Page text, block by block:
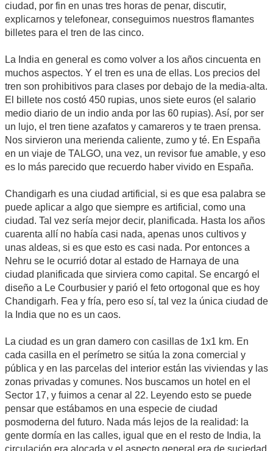
ciudad, por fin en unas tres horas de penar, discutir,
explicarnos y telefonear, conseguimos nuestros flamantes
billetes para el tren de las cinco.
La India en general es como volver a los años cincuenta en
muchos aspectos. Y el tren es una de ellas. Los precios del
tren son prohibitivos para clases por debajo de la media-alta.
El billete nos costó 450 rupias, unos siete euros (el salario
medio diario de un indio anda por las 60 rupias). Así, por ser
un lujo, el tren tiene azafatos y camareros y te traen prensa.
Nos sirvieron una merienda caliente, zumo y té. En España
en un viaje de TALGO, una vez, un revisor fue amable, y eso
es lo más parecido que recuerdo haber vivido en España.
Chandigarh es una ciudad artificial, si es que esa palabra se
puede aplicar a algo que siempre es artificial, como una
ciudad. Tal vez sería mejor decir, planificada. Hasta los años
cuarenta allí no había casi nada, apenas unos cultivos y
unas aldeas, si es que esto es casi nada. Por entonces a
Nehru se le ocurrió dotar al estado de Harnaya de una
ciudad planificada que sirviera como capital. Se encargó el
diseño a Le Courbusier y parió el feto ortogonal que es hoy
Chandigarh. Fea y fría, pero eso sí, tal vez la única ciudad de
la India que no es un caos.
La ciudad es un gran damero con casillas de 1x1 km. En
cada casilla en el perímetro se sitúa la zona comercial y
pública y en las parcelas del interior están las viviendas y las
zonas privadas y comunes. Nos buscamos un hotel en el
Sector 17, y fuimos a cenar al 22. Leyendo esto se puede
pensar que estábamos en una especie de ciudad
posmoderna del futuro. Nada más lejos de la realidad: la
gente dormía en las calles, igual que en el resto de India, la